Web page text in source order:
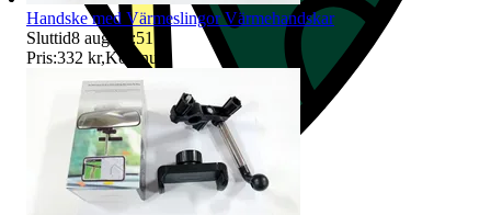
Handske med Värmeslingor Värmehandskar
Sluttid8 aug 23:51.
Pris:332 kr,Köp nu